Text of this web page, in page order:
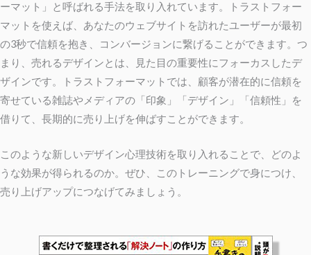
ーマット」と呼ばれる手法を取り入れています。
トラストフォー
マットを使えば、あなたのウェブサイトを訪れたユーザーが最初
の3秒で信頼を抱き、コンバージョンに繋げることができます。 つ
まり、売れるデザインとは、見た目の重要性にフォーカスしたデ
ザインです。トラストフォーマットでは、顧客が潜在的に信頼を
寄せている雑誌やメディアの「印象」「デザイン」「信頼性」を
借りて、長期的に売り上げを伸ばすことができます。
このような新しいデザイン心理技術を取り入れることで、どのよ
うな効果が得られるのか。ぜひ、このトレーニングで身につけ、
売り上げアップにつなげてみましょう。